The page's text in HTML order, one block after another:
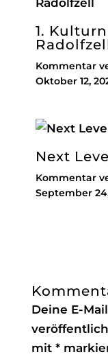
1.
Kommentar
Oktober 12,
Next
Kommentar
September
Deine E-
mit *